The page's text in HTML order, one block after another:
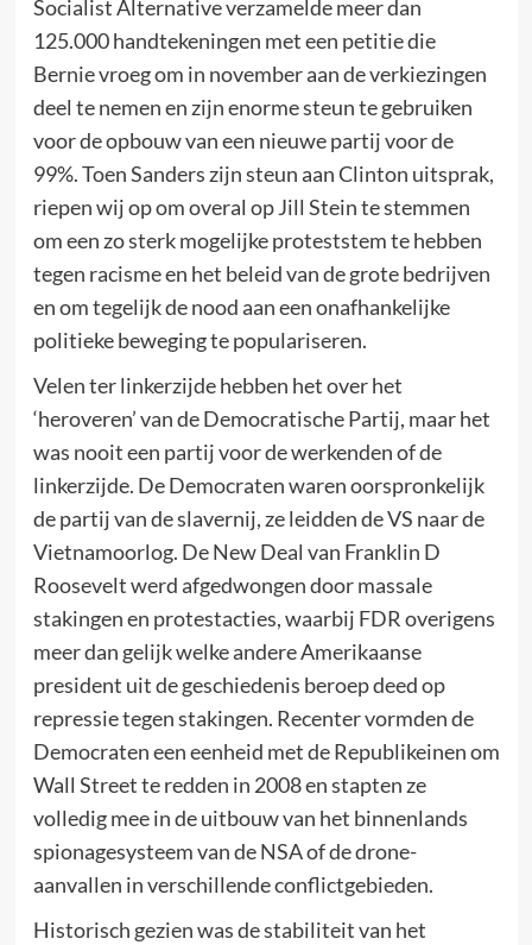
Socialist Alternative verzamelde meer dan
125.000 handtekeningen met een petitie die
Bernie vroeg om in november aan de verkiezingen
deel te nemen en zijn enorme steun te gebruiken
voor de opbouw van een nieuwe partij voor de
99%. Toen Sanders zijn steun aan Clinton uitsprak,
riepen wij op om overal op Jill Stein te stemmen
om een zo sterk mogelijke proteststem te hebben
tegen racisme en het beleid van de grote bedrijven
en om tegelijk de nood aan een onafhankelijke
politieke beweging te populariseren.
Velen ter linkerzijde hebben het over het
‘heroveren’ van de Democratische Partij, maar het
was nooit een partij voor de werkenden of de
linkerzijde. De Democraten waren oorspronkelijk
de partij van de slavernij, ze leidden de VS naar de
Vietnamoorlog. De New Deal van Franklin D
Roosevelt werd afgedwongen door massale
stakingen en protestacties, waarbij FDR overigens
meer dan gelijk welke andere Amerikaanse
president uit de geschiedenis beroep deed op
repressie tegen stakingen. Recenter vormden de
Democraten een eenheid met de Republikeinen om
Wall Street te redden in 2008 en stapten ze
volledig mee in de uitbouw van het binnenlands
spionagesysteem van de NSA of de drone-
aanvallen in verschillende conflictgebieden.
Historisch gezien was de stabiliteit van het